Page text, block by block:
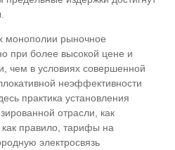
монополии рыночное
при более высокой цене и
чем в условиях совершенной
неэффективности
практика установления
отрасли, как
как правило, тарифы на
электросвязь